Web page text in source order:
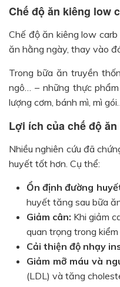
Chế độ ăn kiêng low
Chế độ ăn kiêng low
ăn hằng ngày, thay vào
Trong bữa ăn truyền
ngô… – những thực
lượng cơm, bánh mì, mì
Lợi ích của chế độ
Nhiều nghiên cứu đã
huyết tốt hơn. Cụ thể:
Ổn định đường
huyết tăng sau bữa
Giảm cân: Khi giảm
quan trọng trong
Cải thiện độ nhạy
Giảm mỡ máu và
(LDL) và tăng